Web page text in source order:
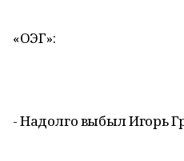
«ОЭГ»:
- Надолго выбыл Игорь